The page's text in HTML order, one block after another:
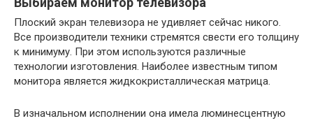
Плоский экран телевизора не удивляет сейчас никого.
Все производители техники стремятся свести его толщину
к минимуму. При этом используются различные
технологии изготовления. Наиболее известным типом
монитора является жидкокристаллическая матрица.
В изначальном исполнении она имела люминесцентную